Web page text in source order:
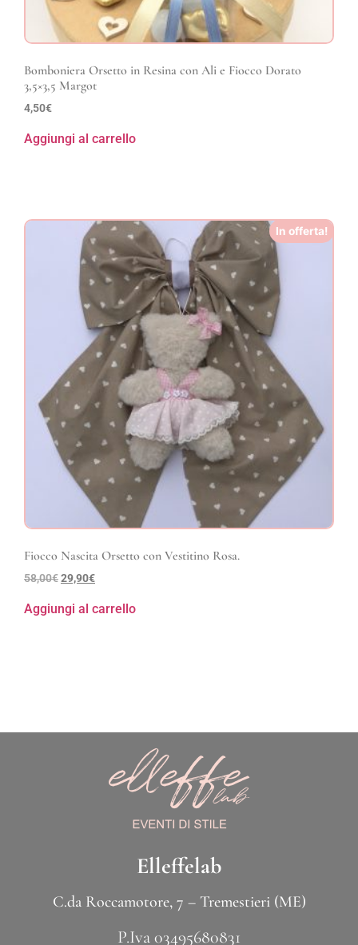
Bomboniera Orsetto in Resina con Ali e Fiocco Dorato
3,5×3,5 Margot
4,50€
Aggiungi al carrello
In offerta!
Fiocco Nascita Orsetto con Vestitino Rosa.
58,00€29,90€
Aggiungi al carrello
Elleffelab
C.da Roccamotore, 7 – Tremestieri (ME)
P.Iva 03495680831